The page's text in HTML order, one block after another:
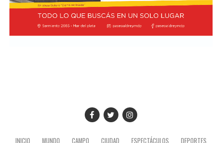
Antes de ser inhumados sus restos en el cementerio
municipal, el féretro fue transportado hacia la
Parroquia de los Padres Capuchinos, donde ofició una
Taraborelli fue el primer intendente de Necochea
surgido del voto popular tras la negra noche de la
INICIO MUNDO CAMPO CIUDAD ESPECTÁCULOS DEPORTES